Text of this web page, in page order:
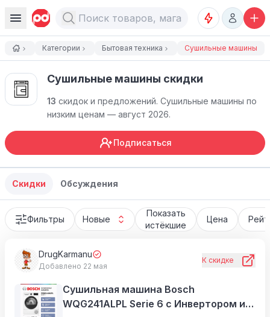
Категории Бытовая техника Сушильные машины
Сушильные машины cкидки
13 скидок и предложений. Сушильные машины по
низким ценам — август 2026.
Подписаться
Скидки Обсуждения
Фильтры Новые
Показать
истёкшие
Цена
DrugKarmanu
Добавлено 22 мая
К скидке
Сушильная машина Bosch
WQG241ALPL Serie 6 с Инвертором и